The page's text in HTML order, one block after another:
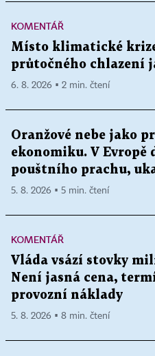
KOMENTÁŘ
Místo klimatické
průtočného chlazení
6. 8. 2026 ▪ 2 min. čtení
Oranžové nebe jako
ekonomiku. V Evropě
pouštního prachu,
5. 8. 2026 ▪ 5 min. čtení
KOMENTÁŘ
Vláda vsází stovky
Není jasná cena,
provozní náklady
5. 8. 2026 ▪ 8 min. čtení